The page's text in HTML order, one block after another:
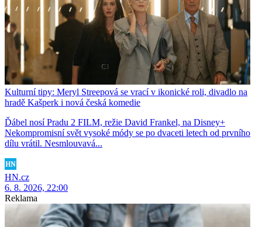
Kulturní tipy: Meryl Streepová se vrací v ikonické roli, divadlo na
hradě Kašperk i nová česká komedie
Ďábel nosí Pradu 2 FILM, režie David Frankel, na Disney+
Nekompromisní svět vysoké módy se po dvaceti letech od prvního
dílu vrátil. Nesmlouvavá...
HN.cz
6. 8. 2026, 22:00
Reklama